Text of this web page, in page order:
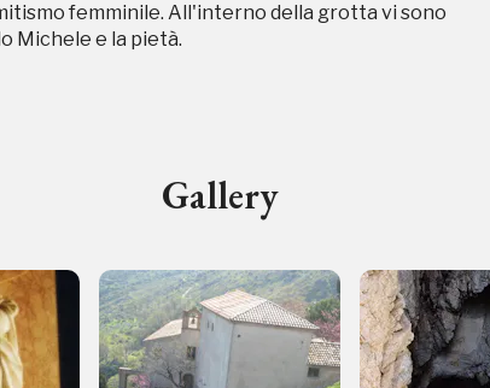
femminile. All'interno della grotta vi sono
Michele e la pietà.
Gallery
I Luoghi del Cuore